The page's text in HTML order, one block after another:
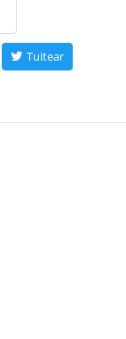
Tuitear